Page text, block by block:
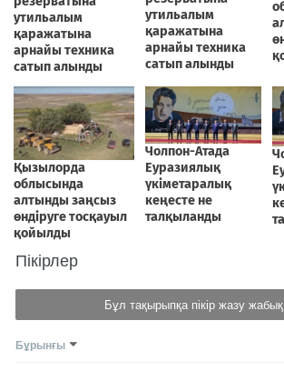
Пікірлер
Бұл тақырыпқа пікір жазу жабық
Бұрынғы